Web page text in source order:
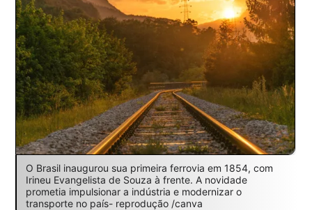
O Brasil inaugurou sua primeira ferrovia em 1854, com
Irineu Evangelista de Souza à frente. A novidade
prometia impulsionar a indústria e modernizar o
transporte no país- reprodução /canva